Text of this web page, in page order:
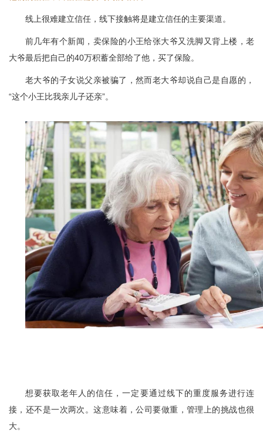
线上很难建立信任，线下接触将是建立信任的主要渠道。
前几年有个新闻，卖保险的小王给张大爷又洗脚又背上楼，老
大爷最后把自己的40万积蓄全部给了他，买了保险。
老大爷的子女说父亲被骗了，然而老大爷却说自己是自愿的，
“这个小王比我亲儿子还亲”。
想要获取老年人的信任，一定要通过线下的重度服务进行连
接，还不是一次两次。这意味着，公司要做重，管理上的挑战也很
大。